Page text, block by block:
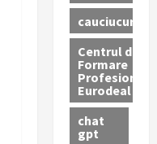
cauciucuri
Centrul de
Formare
Profesionala
Eurodeal
chat
gpt